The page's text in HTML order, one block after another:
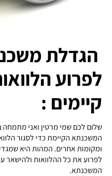
הגדלת
לפרוע
קיימים :
שלום לכם שמי מרטין ואני
המשכנתא הקיימת כדי לסגור
ומקומות אחרים. המהות היא
לפרוע את כל ההלוואות ולהישאר
המשכנתא.